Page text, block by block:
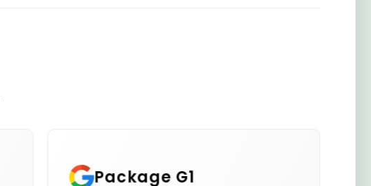
Package G2